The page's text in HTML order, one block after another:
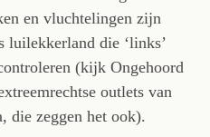
en vluchtelingen zijn
luilekkerland die ‘links’
(kijk Ongehoord
outlets van
die zeggen het ook).